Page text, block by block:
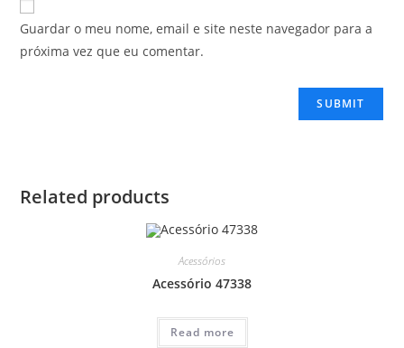
Guardar o meu nome, email e site neste navegador para a
próxima vez que eu comentar.
Related products
Acessórios
Acessório 47338
Read more